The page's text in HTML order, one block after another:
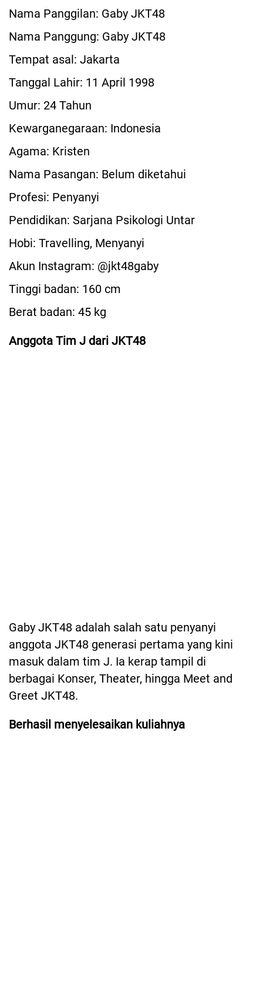
Nama Panggilan: Gaby JKT48
Nama Panggung: Gaby JKT48
Tempat asal: Jakarta
Tanggal Lahir: 11 April 1998
Umur: 24 Tahun
Kewarganegaraan: Indonesia
Agama: Kristen
Nama Pasangan: Belum diketahui
Profesi: Penyanyi
Pendidikan: Sarjana Psikologi Untar
Hobi: Travelling, Menyanyi
Akun Instagram: @jkt48gaby
Tinggi badan: 160 cm
Berat badan: 45 kg
Anggota Tim J dari JKT48
Gaby JKT48 adalah salah satu penyanyi
anggota JKT48 generasi pertama yang kini
masuk dalam tim J. Ia kerap tampil di
berbagai Konser, Theater, hingga Meet and
Greet JKT48.
Berhasil menyelesaikan kuliahnya